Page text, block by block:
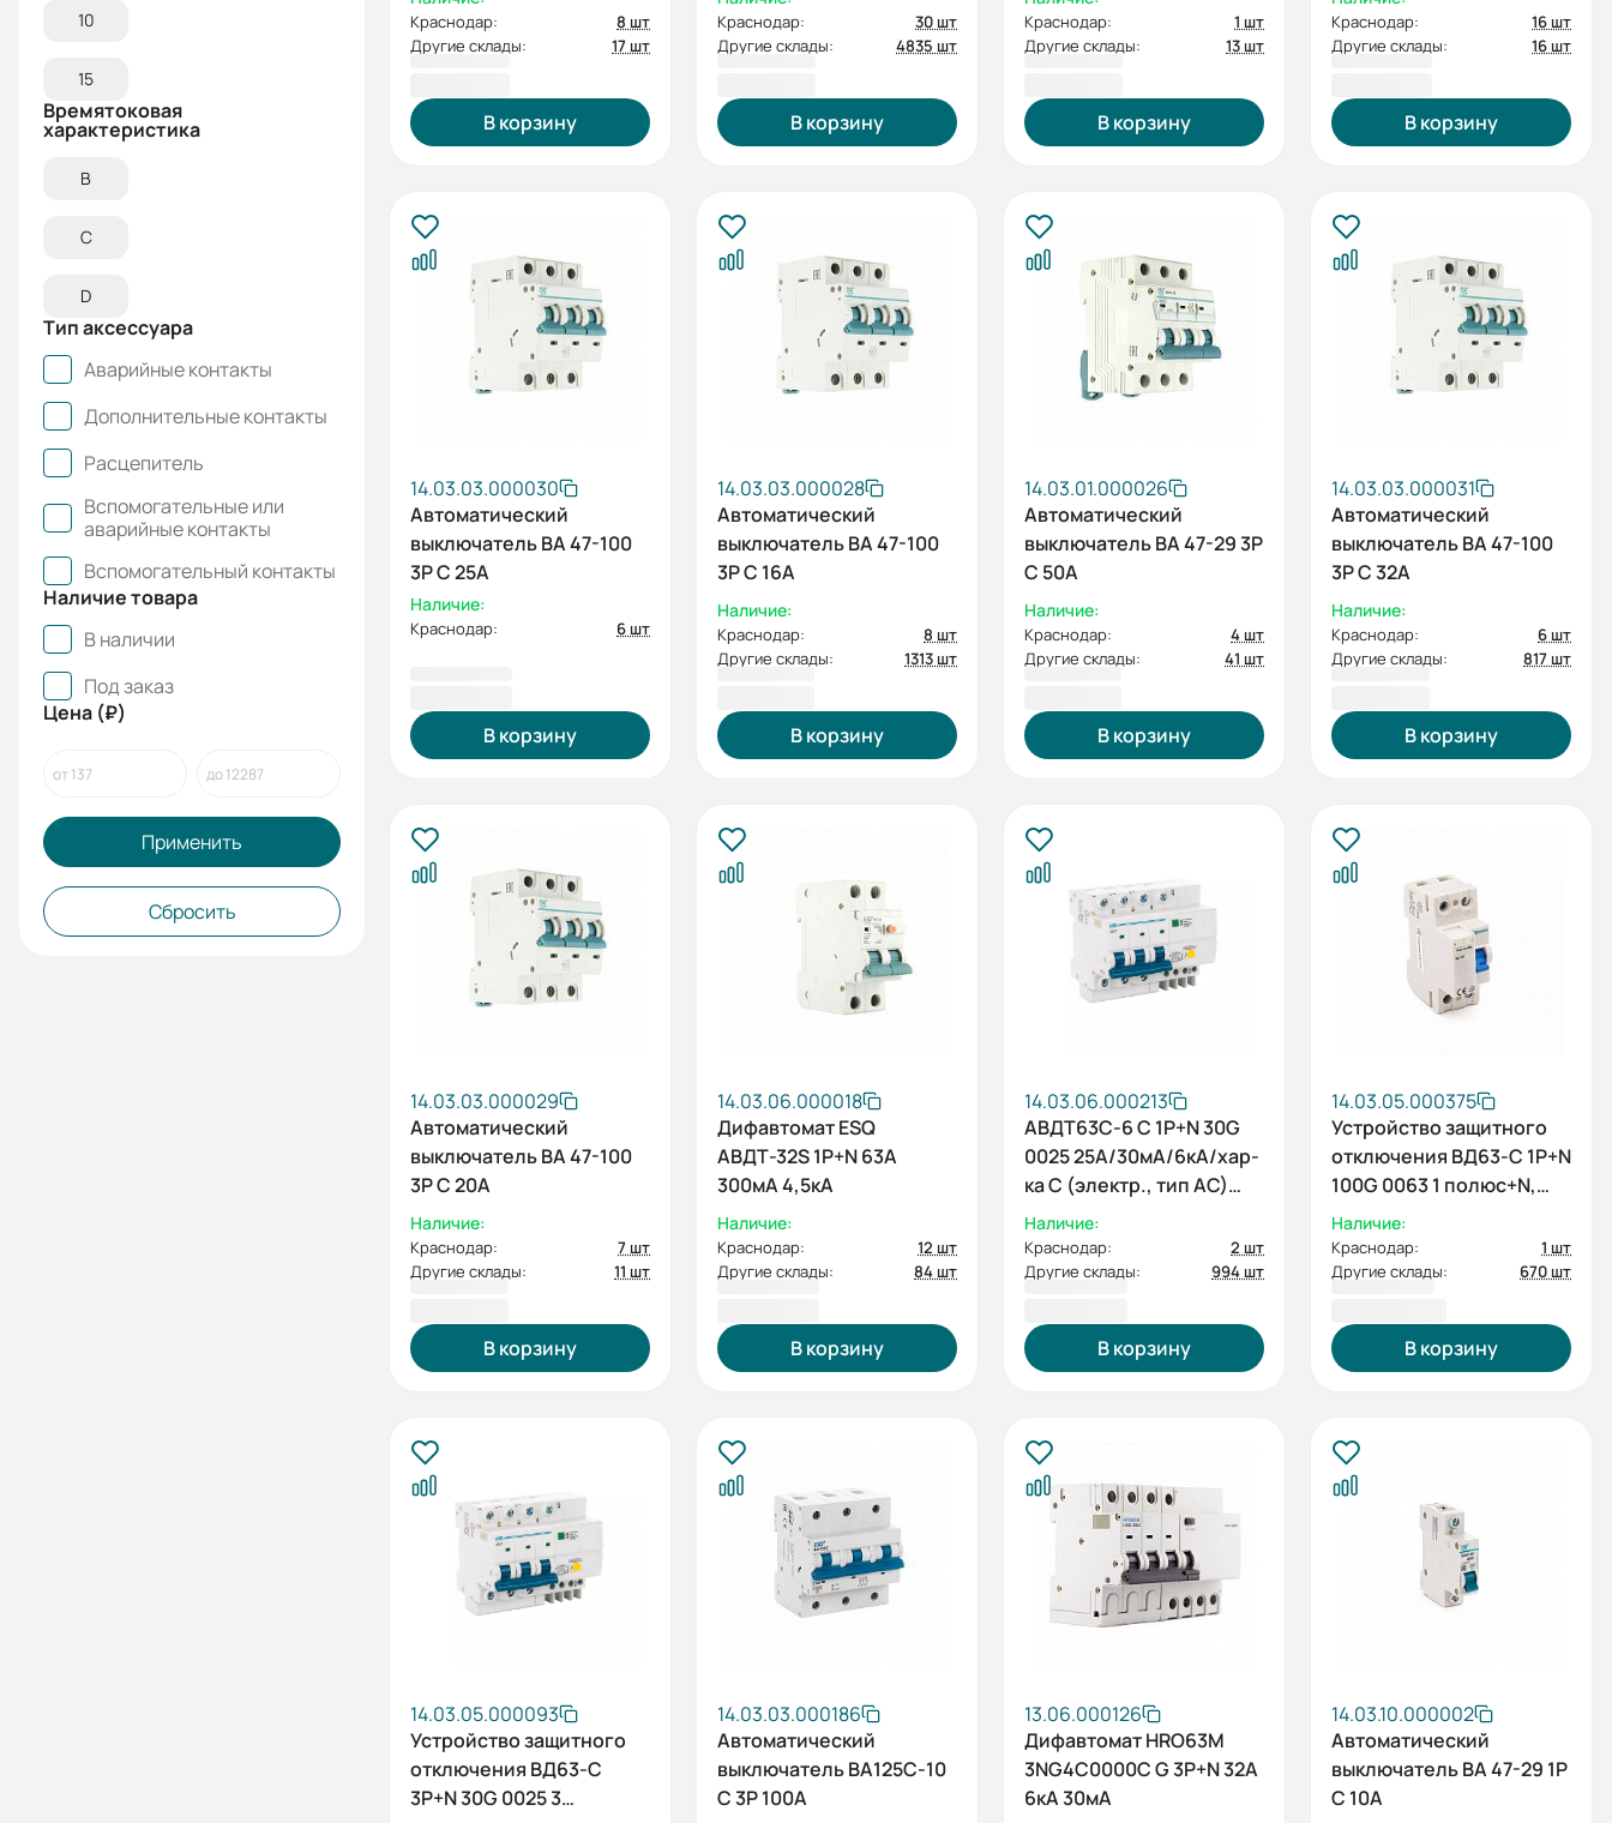
10
15
Времятоковая
характеристика
B
C
D
Тип аксессуара
Аварийные контакты
Дополнительные контакты
Расцепитель
Вспомогательные или
аварийные контакты
Вспомогательный контакты
Наличие товара
В наличии
Под заказ
Цена (₽)
Применить
Сбросить
Краснодар:
8 шт
Другие склады:
17 шт
В корзину
Краснодар:
30 шт
Другие склады:
4835 шт
В корзину
Краснодар:
1 шт
Другие склады:
13 шт
В корзину
Краснодар:
16 шт
Другие склады:
16 шт
В корзину
14.03.03.000030
Автоматический
выключатель ВА 47-100
3P C 25А
Наличие:
Краснодар: 6 шт
В корзину
14.03.03.000028
Автоматический
выключатель ВА 47-100
3P C 16А
Наличие:
Краснодар:
8 шт
Другие склады:
1313 шт
В корзину
14.03.01.000026
Автоматический
выключатель ВА 47-29 3P
C 50А
Наличие:
Краснодар:
4 шт
Другие склады:
41 шт
В корзину
14.03.03.000031
Автоматический
выключатель ВА 47-100
3P C 32А
Наличие:
Краснодар:
6 шт
Другие склады:
817 шт
В корзину
14.03.03.000029
Автоматический
выключатель ВА 47-100
3P C 20А
Наличие:
Краснодар:
7 шт
Другие склады:
11 шт
В корзину
14.03.06.000018
Дифавтомат ESQ
АВДТ-32S 1P+N 63А
300мА 4,5кА
Наличие:
Краснодар:
12 шт
Другие склады:
84 шт
В корзину
14.03.06.000213
АВДТ63C-6 С 1P+N 30G
0025 25A/30мА/6кА/хар-
ка С (электр., тип AC)
ESQ
Наличие:
Краснодар:
2 шт
Другие склады:
994 шт
В корзину
14.03.05.000375
Устройство защитного
отключения ВД63-C 1P+N
100G 0063 1 полюс+N,
63А/100мА/6кА (эл-мех,
тип АC) ESQ
Наличие:
Краснодар:
1 шт
Другие склады:
670 шт
В корзину
14.03.05.000093
Устройство защитного
отключения ВД63-C
3P+N 30G 0025 3
14.03.03.000186
Автоматический
выключатель ВА125C-10
C 3P 100А
13.06.000126
Дифавтомат HRO63M
3NG4C0000C G 3P+N 32A
6кА 30мА
14.03.10.000002
Автоматический
выключатель ВА 47-29 1P
C 10А